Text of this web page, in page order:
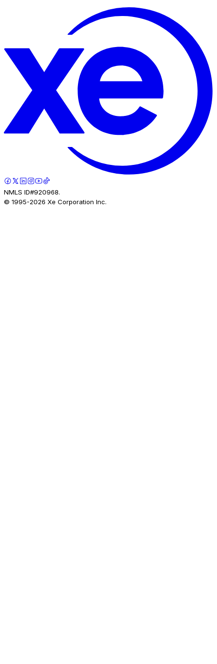
NMLS ID#920968.
© 1995-2026 Xe Corporation Inc.